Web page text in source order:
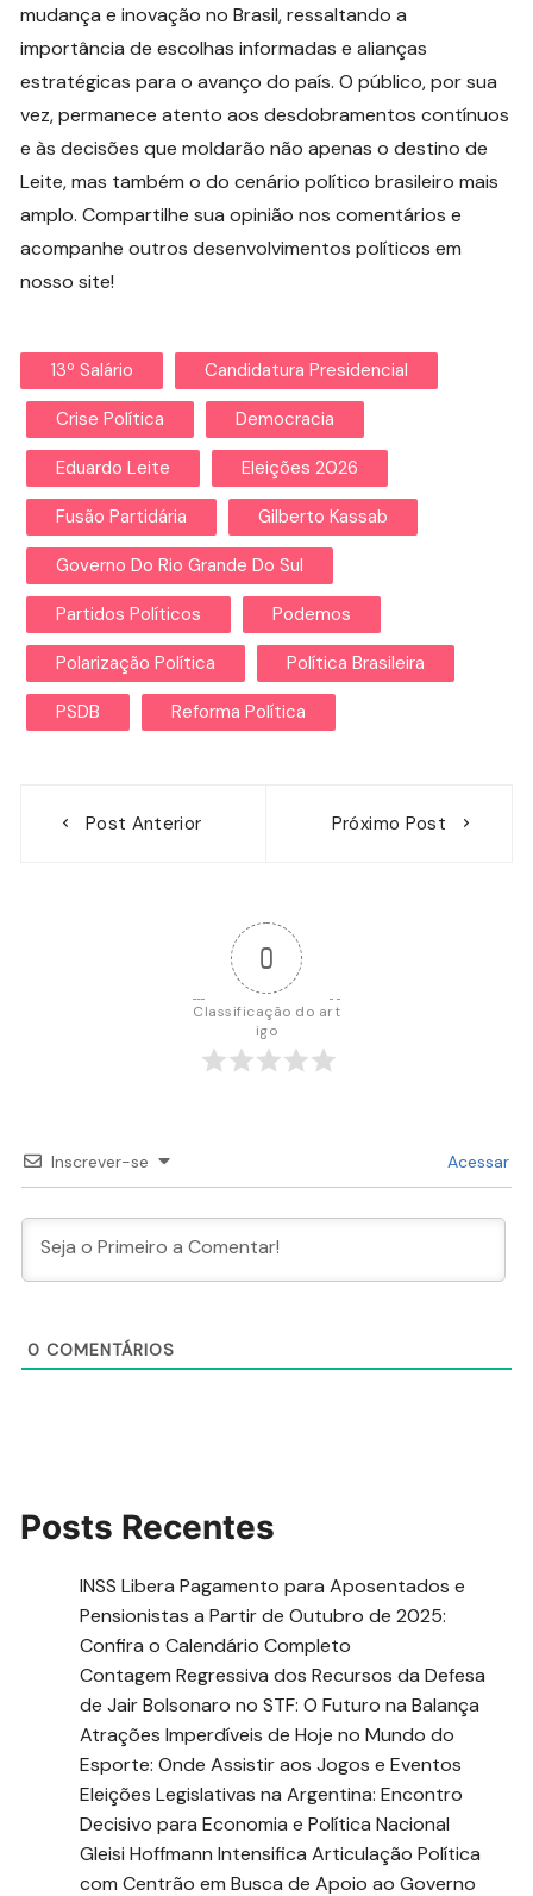
mudança e inovação no Brasil, ressaltando a
importância de escolhas informadas e alianças
estratégicas para o avanço do país. O público, por sua
vez, permanece atento aos desdobramentos contínuos
e às decisões que moldarão não apenas o destino de
Leite, mas também o do cenário político brasileiro mais
amplo. Compartilhe sua opinião nos comentários e
acompanhe outros desenvolvimentos políticos em
nosso site!
13º Salário Candidatura Presidencial
Crise Política Democracia
Eduardo Leite Eleições 2026
Fusão Partidária Gilberto Kassab
Governo Do Rio Grande Do Sul
Partidos Políticos Podemos
Polarização Política Política Brasileira
PSDB Reforma Política
Post Anterior Próximo Post
0
Classificação do art
igo
Inscrever-se Acessar
0 COMENTÁRIOS
Posts Recentes
INSS Libera Pagamento para Aposentados e
Pensionistas a Partir de Outubro de 2025:
Confira o Calendário Completo
Contagem Regressiva dos Recursos da Defesa
de Jair Bolsonaro no STF: O Futuro na Balança
Atrações Imperdíveis de Hoje no Mundo do
Esporte: Onde Assistir aos Jogos e Eventos
Eleições Legislativas na Argentina: Encontro
Decisivo para Economia e Política Nacional
Gleisi Hoffmann Intensifica Articulação Política
com Centrão em Busca de Apoio ao Governo